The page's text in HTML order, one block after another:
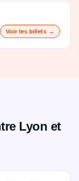
Voir les billets →
Lyon et